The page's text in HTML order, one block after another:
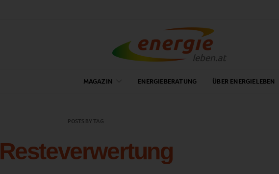
MAGAZIN ENERGIEBERATUNG ÜBER ENERGIELEBEN
POSTS BY TAG
Resteverwertung